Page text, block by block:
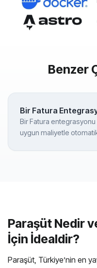
Benzer
Bir Fatura
Bir Fatura
uygun maliyetle
Paraşüt Nedir
İçin İdealdir?
Paraşüt, Türkiye’nin en